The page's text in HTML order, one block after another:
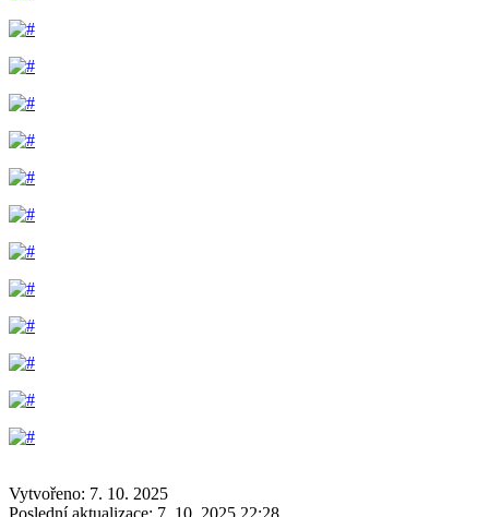
Vytvořeno: 7. 10. 2025